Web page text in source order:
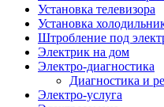
Установка телевизора
Установка
Штробление под
Электрик на дом
Электро-диагностика
Диагностика и
Электро-услуга